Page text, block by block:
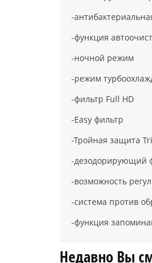
-
-функция
-ночной режим
-режим
-фильтр Full HD
-Easy фильтр
-Тройная защита
-дезодорирующий
-возможность
-система против
-функция
Недавно Вы